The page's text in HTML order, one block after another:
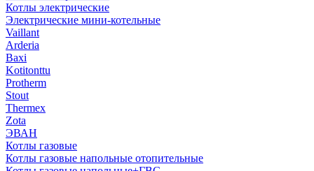
Котлы электрические
Электрические мини-котельные
Vaillant
Arderia
Baxi
Kotitonttu
Protherm
Stout
Thermex
Zota
ЭВАН
Котлы газовые
Котлы газовые напольные отопительные